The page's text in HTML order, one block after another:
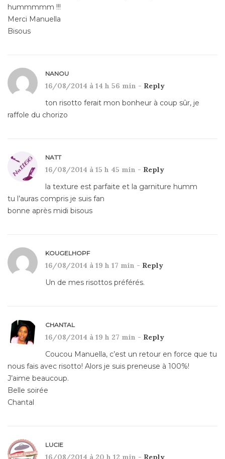
hummmmm !!!
Merci Manuella
Bisous
NANOU
16/08/2014 à 14 h 56 min - Reply
ton risotto ferait mon bonheur à coup sûr, je
raffole du chorizo
NATT
16/08/2014 à 15 h 45 min - Reply
la texture est parfaite et la garniture humm
tu l’auras compris je suis fan
bonne après midi bisous
KOUGELHOPF
16/08/2014 à 19 h 17 min - Reply
Un de mes risottos préférés.
CHANTAL
16/08/2014 à 19 h 27 min - Reply
Coucou Manuella, c’est un retour en force que tu
nous fais avec risotto! Alors je suis preneuse à 100%!
J’aime beaucoup.
Belle soirée
Chantal
LUCIE
16/08/2014 à 20 h 12 min - Reply